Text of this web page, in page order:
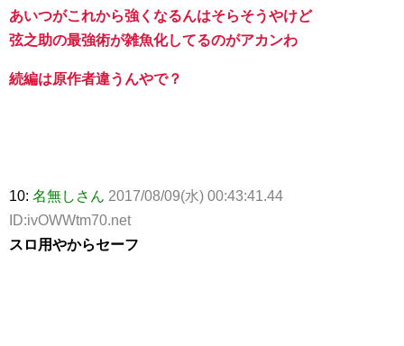
あいつがこれから強くなるんはそらそうやけど
弦之助の最強術が雑魚化してるのがアカンわ
続編は原作者違うんやで？
10: 名無しさん 2017/08/09(水) 00:43:41.44
ID:ivOWWtm70.net
スロ用やからセーフ